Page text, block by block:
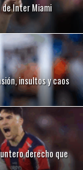
Inter Miami
insultos y caos
derecho que